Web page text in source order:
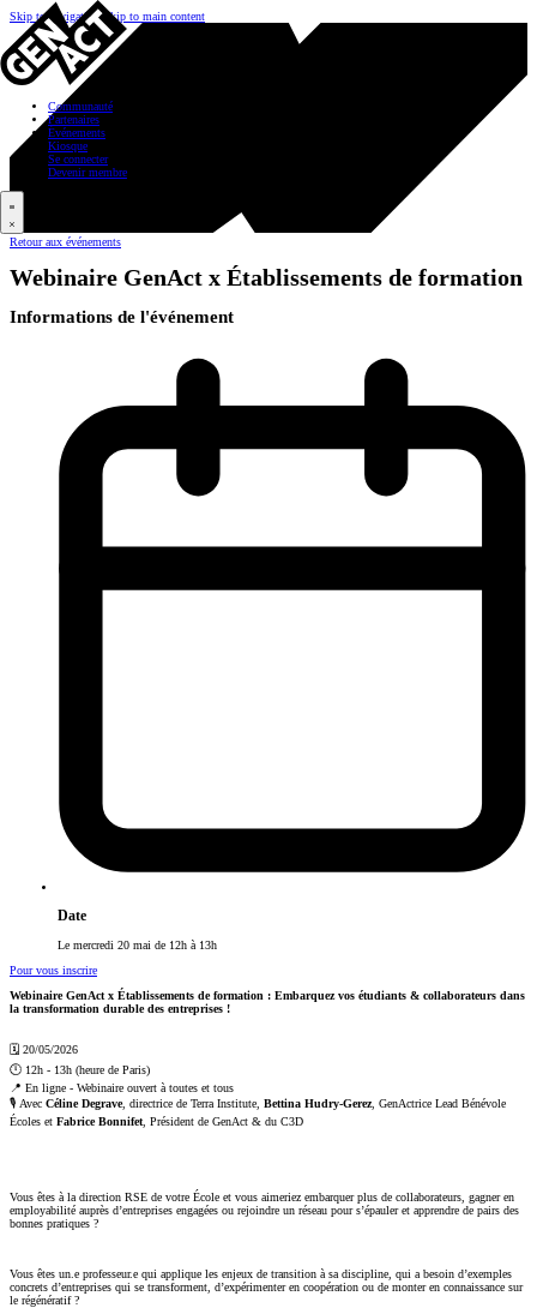
Skip to navigation Skip to main content
Communauté
Partenaires
Événements
Kiosque
Se connecter
Devenir membre
Retour aux événements
Webinaire GenAct x Établissements de formation
Informations de l'événement
Date
Le mercredi 20 mai de 12h à 13h
Pour vous inscrire
Webinaire GenAct x Établissements de formation : Embarquez vos étudiants & collaborateurs dans
la transformation durable des entreprises !
🗓️ 20/05/2026
🕛 12h - 13h (heure de Paris)
📍 En ligne - Webinaire ouvert à toutes et tous
🎙️ Avec Céline Degrave, directrice de Terra Institute, Bettina Hudry-Gerez, GenActrice Lead Bénévole
Écoles et Fabrice Bonnifet , Président de GenAct & du C3D
Vous êtes à la direction RSE de votre École et vous aimeriez embarquer plus de collaborateurs, gagner en
employabilité auprès d’entreprises engagées ou rejoindre un réseau pour s’épauler et apprendre de pairs des
bonnes pratiques ?
Vous êtes un.e professeur.e qui applique les enjeux de transition à sa discipline, qui a besoin d’exemples
concrets d’entreprises qui se transforment, d’expérimenter en coopération ou de monter en connaissance sur
le régénératif ?